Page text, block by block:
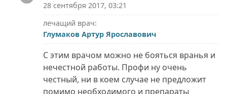
28 сентября 2017, 03:21
лечащий врач:
Глумаков Артур Ярославович
С этим врачом можно не бояться вранья и
нечестной работы. Профи ну очень
честный, ни в коем случае не предложит
помимо необходимого и препараты